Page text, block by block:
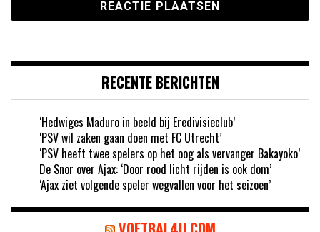
RECENTE BERICHTEN
‘Hedwiges Maduro in beeld bij Eredivisieclub’
‘PSV wil zaken gaan doen met FC Utrecht’
‘PSV heeft twee spelers op het oog als vervanger Bakayoko’
De Snor over Ajax: ‘Door rood licht rijden is ook dom’
‘Ajax ziet volgende speler wegvallen voor het seizoen’